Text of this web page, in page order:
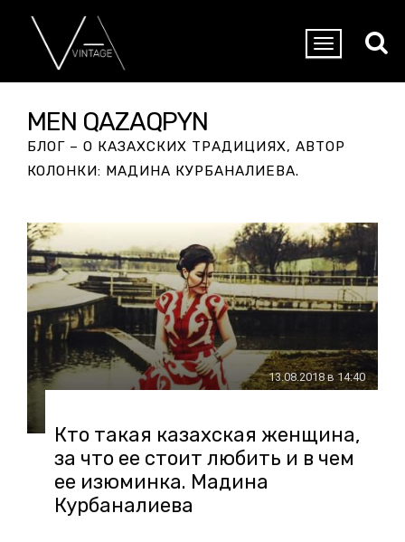
MEN QAZAQPYN
БЛОГ – О КАЗАХСКИХ ТРАДИЦИЯХ, АВТОР
КОЛОНКИ: МАДИНА КУРБАНАЛИЕВА.
13.08.2018 в 14:40
Кто такая казахская женщина,
за что ее стоит любить и в чем
ее изюминка. Мадина
Курбаналиева